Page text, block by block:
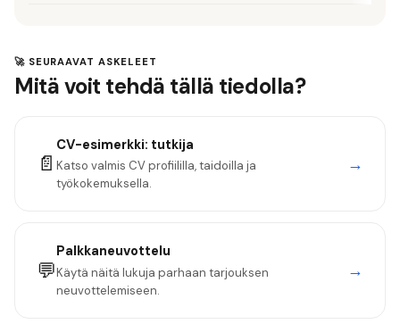
🚀 SEURAAVAT ASKELEET
Mitä voit tehdä tällä tiedolla?
📄
CV-esimerkki: tutkija
Katso valmis CV profiililla, taidoilla ja
työkokemuksella.
→
💬
Palkkaneuvottelu
Käytä näitä lukuja parhaan tarjouksen
neuvottelemiseen.
→